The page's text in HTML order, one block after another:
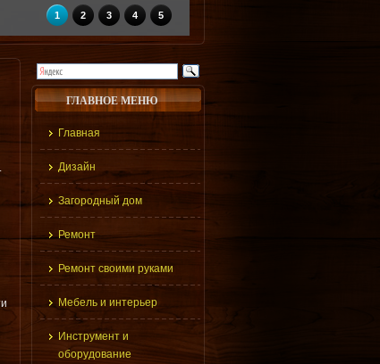
1 2 3 4 5
ГЛАВНОЕ МЕНЮ
Главная
Дизайн
Загородный дом
Ремонт
Ремонт своими руками
Мебель и интерьер
Инструмент и
оборудование